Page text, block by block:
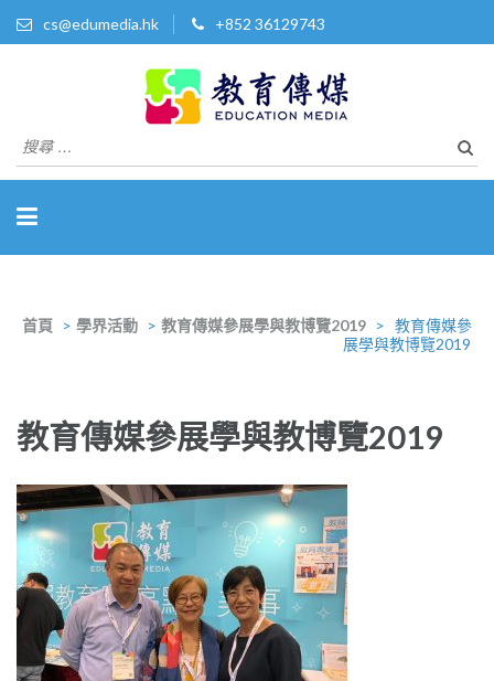
cs@edumedia.hk +852 36129743
教育傳媒集團有限公司
搜
尋
首頁 > 學界活動 > 教育傳媒參展學與教博覽2019 > 教育傳媒參
展學與教博覽2019
教育傳媒參展學與教博覽2019